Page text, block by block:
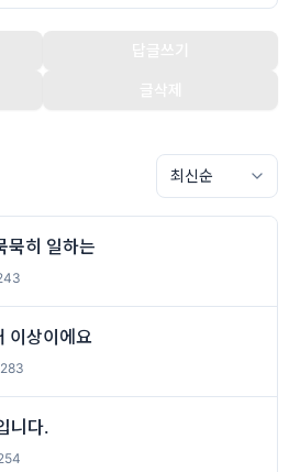
묵히 일하는
이상이에요
니다.